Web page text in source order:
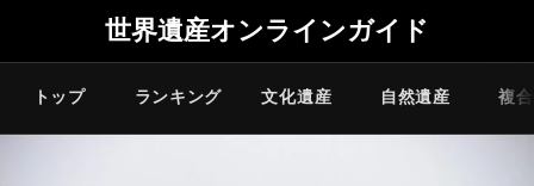
世界遺産オンラインガイド
トップ ランキング 文化遺産 自然遺産 複